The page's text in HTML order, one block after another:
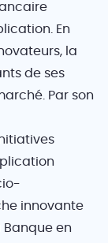
En
la
de ses
Par son
innovante
en